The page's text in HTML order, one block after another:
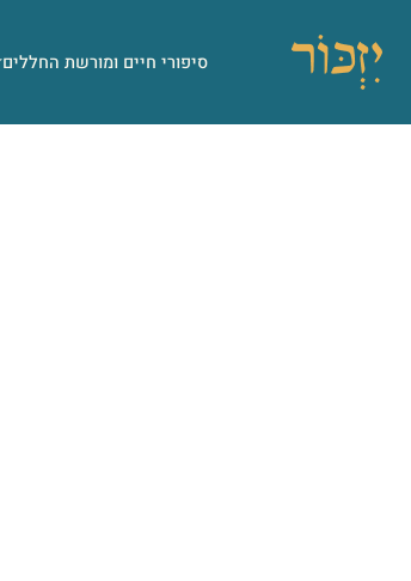
סיפורי חיים ומורשת החללים